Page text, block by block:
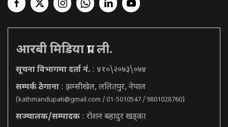
आरबी मिडिया प्रा. ली.
सूचना विभागमा दर्ता नं. : ४१०\२०७३\०७४
सम्पर्क ठेगाना : झम्सीखेल, ललितपुर, नेपाल
(kathmandupati@gmail.com / 01-5010547 / 9801028760)
सञ्चालक/सम्पादक : रोशन बहादुर खड्का